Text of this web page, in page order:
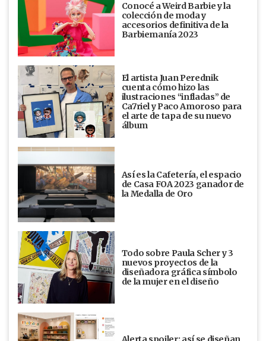
Conocé a Weird Barbie y la
colección de moda y
accesorios definitiva de la
Barbiemanía 2023
El artista Juan Perednik
cuenta cómo hizo las
ilustraciones “infladas” de
Ca7riel y Paco Amoroso para
el arte de tapa de su nuevo
álbum
Así es la Cafetería, el espacio
de Casa FOA 2023 ganador de
la Medalla de Oro
Todo sobre Paula Scher y 3
nuevos proyectos de la
diseñadora gráfica símbolo
de la mujer en el diseño